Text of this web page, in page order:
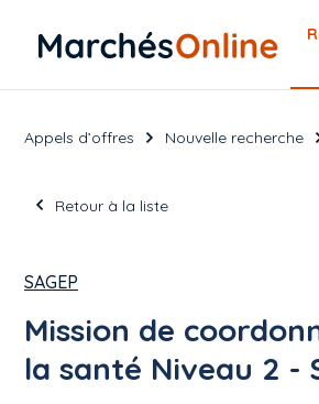
Appels d’offres Nouvelle recherche
Retour à la liste
SAGEP
Mission de
la santé Niveau 2 -